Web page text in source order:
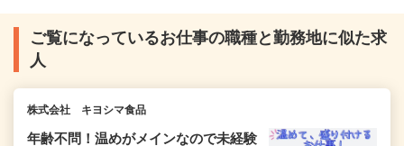
ご覧になっているお仕事の職種と勤務地に似た求
人
株式会社 キヨシマ食品
年齢不問！温めがメインなので未経験